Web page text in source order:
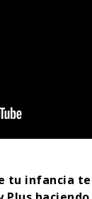
tu infancia